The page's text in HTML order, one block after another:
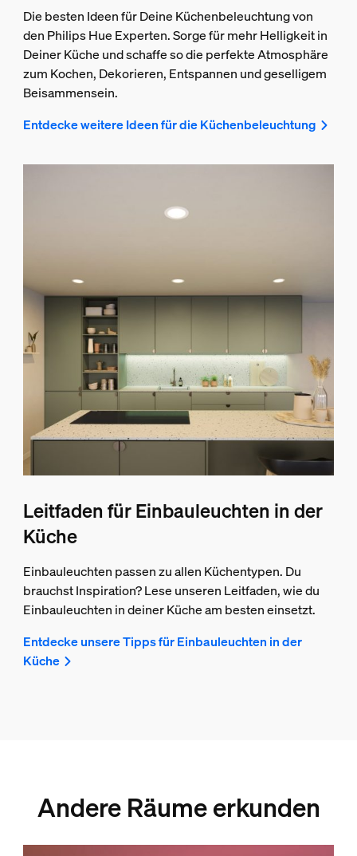
Die besten Ideen für Deine Küchenbeleuchtung von
den Philips Hue Experten. Sorge für mehr Helligkeit in
Deiner Küche und schaffe so die perfekte Atmosphäre
zum Kochen, Dekorieren, Entspannen und geselligem
Beisammensein.
Entdecke weitere Ideen für die Küchenbeleuchtung
Leitfaden für Einbauleuchten in der
Küche
Einbauleuchten passen zu allen Küchentypen. Du
brauchst Inspiration? Lese unseren Leitfaden, wie du
Einbauleuchten in deiner Küche am besten einsetzt.
Entdecke unsere Tipps für Einbauleuchten in der
Küche
Andere Räume erkunden